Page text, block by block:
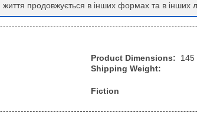
життя продовжується в інших формах та в інших
Product Dimensions:
Shipping Weight:
Fiction